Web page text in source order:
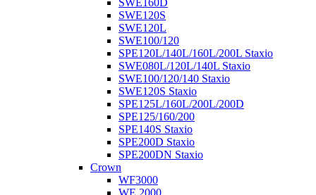
SWE120S
SWE120L
SWE100/120
SPE120L/140L/160L/200L Staxio
SWE080L/120L/140L Staxio
SWE100/120/140 Staxio
SWE120S Staxio
SPE125L/160L/200L/200D
SPE125/160/200
SPE140S Staxio
SPE200D Staxio
SPE200DN Staxio
Crown
WF3000
WE 2000